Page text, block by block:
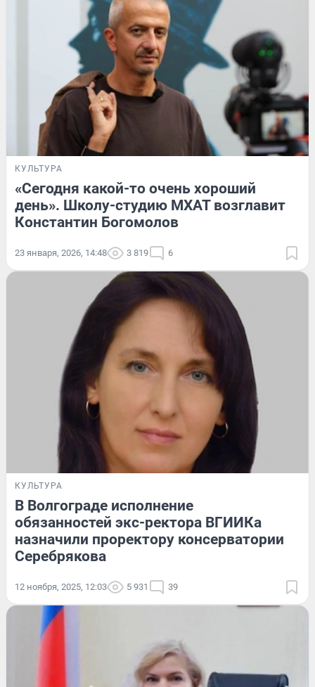
КУЛЬТУРА
«Сегодня какой-то очень хороший
день». Школу-студию МХАТ возглавит
Константин Богомолов
23 января, 2026, 14:48 3 819 6
КУЛЬТУРА
В Волгограде исполнение
обязанностей экс-ректора ВГИИКа
назначили проректору консерватории
Серебрякова
12 ноября, 2025, 12:03 5 931 39